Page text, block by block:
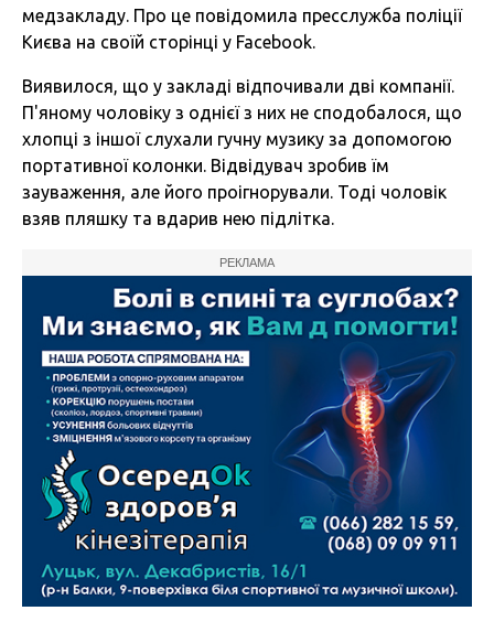
медзакладу. Про це повідомила пресслужба поліції
Києва на своїй сторінці у Facebook.
Виявилося, що у закладі відпочивали дві компанії.
П'яному чоловіку з однієї з них не сподобалося, що
хлопці з іншої слухали гучну музику за допомогою
портативної колонки. Відвідувач зробив їм
зауваження, але його проігнорували. Тоді чоловік
взяв пляшку та вдарив нею підлітка.
РЕКЛАМА